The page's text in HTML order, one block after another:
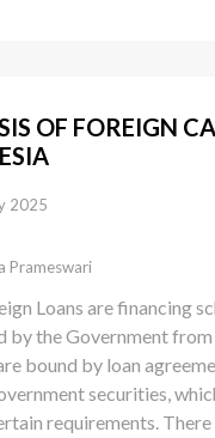
OF FOREIGN
2025
Prameswari
Loans are financing
by the Government from
bound by loan
securities,
requirements.